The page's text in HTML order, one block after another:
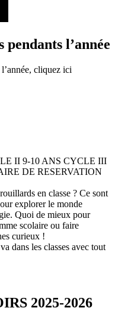
pendants l’année
cliquez ici
II 9-10 ANS CYCLE III
DE RESERVATION
en classe ? Ce sont
explorer le monde
Quoi de mieux pour
scolaire ou faire
curieux !
dans les classes avec tout
2025-2026